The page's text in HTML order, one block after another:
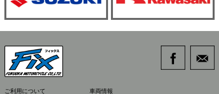
ご利用について 車両情報